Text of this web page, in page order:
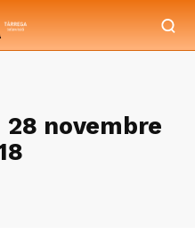
28 novembre